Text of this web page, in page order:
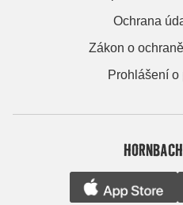
Ochrana
Zákon o
Prohlášení o